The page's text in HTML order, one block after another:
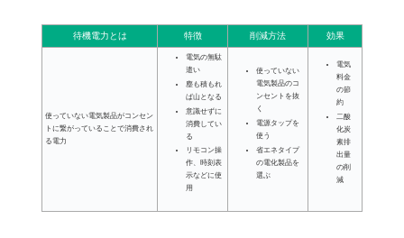
待機電力とは 特徴 削減方法 効果
使っていない電気製品がコンセン
トに繋がっていることで消費され
る電力
電気の無駄
遣い
塵も積もれ
ば山となる
意識せずに
消費してい
る
リモコン操
作、時刻表
示などに使
用
使っていない
電気製品のコ
ンセントを抜
く
電源タップを
使う
省エネタイプ
の電化製品を
選ぶ
電気
料金
の節
約
二酸
化炭
素排
出量
の削
減